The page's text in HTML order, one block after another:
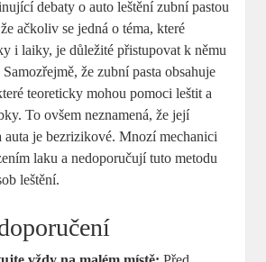
debaty o auto leštění zubní pastou
ačkoliv se jedná o téma, které
i laiky, je důležité přistupovat k němu
že zubní pasta obsahuje
teoreticky mohou pomoci leštit a
To ovšem neznamená, že její
auta je bezrizikové. Mnozí mechanici
laku a nedoporučují tuto metodu
leštění.